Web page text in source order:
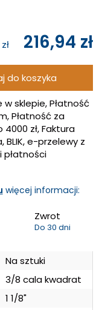
216,94 zł
do koszyka
sklepie, Płatność
Płatność za
zł, Faktura
e-przelewy z
płatności
więcej informacji:
Zwrot
Do 30 dni
Na sztuki
3/8 cala kwadrat
1 1/8"